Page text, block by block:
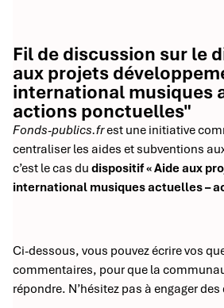
Fil de discussion sur le
aux projets
international musiques
actions ponctuelles"
Fonds-publics.frest une initiative
centraliser les aides et subventions
c’est le cas du dispositif « Aide aux
international musiques actuelles –
Ci-dessous, vous pouvez écrire vos
commentaires, pour que la
répondre. N’hésitez pas à engager